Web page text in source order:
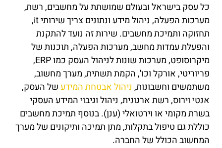
כל עסק בישראל ובעולם שמושתת על מחשבים, רשת,
מערכות הפעלה, ניהול מידע ונתונים צריך שירותי it,
תחזוקה ותמיכת מחשבים. שירות זה נועד להתקנת
והפעלת עמדות מחשב, מערכות הפעלה, תוכנות של
מיקרוסופט, מערכות שונות לניהול העסק כמו ERP,
פריוריטי, אורקל וכו', הקמת תשתית, מערך מחשוב,
משתמשים וחשבונות, ניהול אבטחת המידעשל העסק,
אנטי וירוס, רשת ארגונית, ניהול וגיבוי המידע העסקי
בשרת מקומי או וירטואלי (ענן). בנוסף תמיכת מחשבים
כוללת גם טיפול בתקלות, מתן תמיכה ותיקונים של מערך
המחשוב הכולל של החברה.